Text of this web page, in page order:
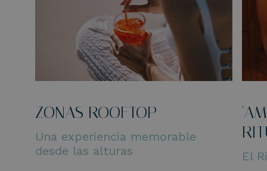
ZONAS ROOFTOP
Una experiencia memorable
desde las alturas
El